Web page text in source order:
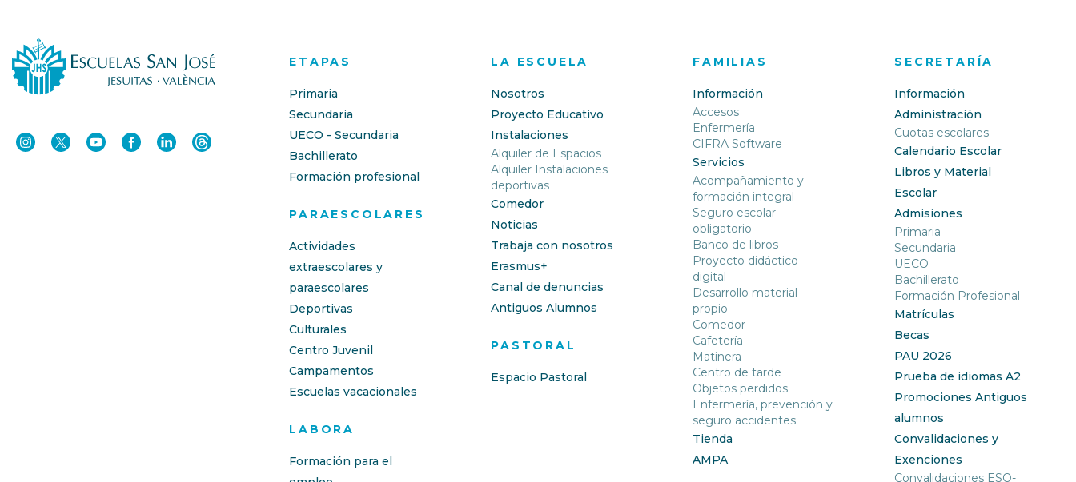
ETAPAS
Primaria
Secundaria
UECO - Secundaria
Bachillerato
Formación profesional
PARAESCOLARES
Actividades
extraescolares y
paraescolares
Deportivas
Culturales
Centro Juvenil
Campamentos
Escuelas vacacionales
LABORA
Formación para el
LA ESCUELA
Nosotros
Proyecto Educativo
Instalaciones
Alquiler de Espacios
Alquiler Instalaciones
deportivas
Comedor
Noticias
Trabaja con nosotros
Erasmus+
Canal de denuncias
Antiguos Alumnos
PASTORAL
Espacio Pastoral
FAMILIAS
Información
Accesos
Enfermería
CIFRA Software
Servicios
Acompañamiento y
formación integral
Seguro escolar
obligatorio
Banco de libros
Proyecto didáctico
digital
Desarrollo material
propio
Comedor
Cafetería
Matinera
Centro de tarde
Objetos perdidos
Enfermería, prevención y
seguro accidentes
Tienda
AMPA
SECRETARÍA
Información
Administración
Cuotas escolares
Calendario Escolar
Libros y Material
Escolar
Admisiones
Primaria
Secundaria
UECO
Bachillerato
Formación Profesional
Matrículas
Becas
PAU 2026
Prueba de idiomas A2
Promociones Antiguos
alumnos
Convalidaciones y
Exenciones
Convalidaciones ESO-